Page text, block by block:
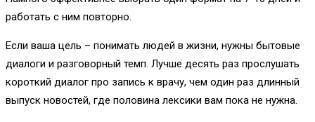
работать с ним повторно.
Если ваша цель – понимать людей в жизни, нужны бытовые
диалоги и разговорный темп. Лучше десять раз прослушать
короткий диалог про запись к врачу, чем один раз длинный
выпуск новостей, где половина лексики вам пока не нужна.